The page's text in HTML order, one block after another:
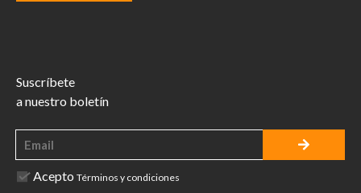
Suscríbete
a nuestro boletín
Acepto Términos y condiciones